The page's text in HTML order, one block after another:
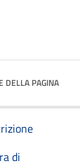
DELLA PAGINA
di